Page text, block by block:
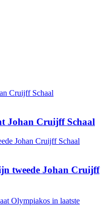
Johan Cruijff Schaal
tweede Johan Cruijff